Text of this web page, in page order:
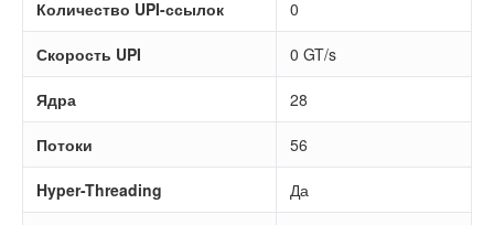
Количество UPI-ссылок 0
Скорость UPI 0 GT/s
Ядра 28
Потоки 56
Hyper-Threading Да